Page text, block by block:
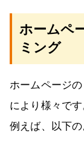
ホームペ
ミング
ホームページ
により様々です
例えば、以下の